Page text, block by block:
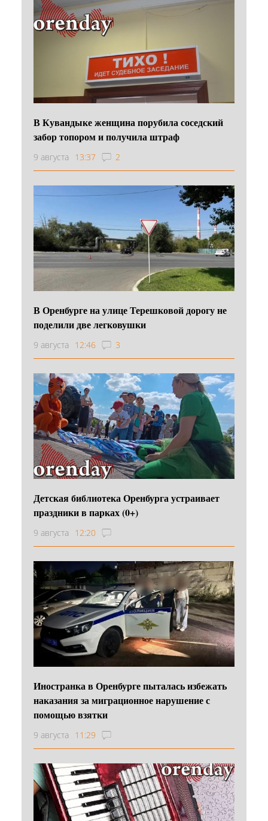
В Кувандыке женщина порубила соседский
забор топором и получила штраф
9 августа 13:37 2
В Оренбурге на улице Терешковой дорогу не
поделили две легковушки
9 августа 12:46 3
Детская библиотека Оренбурга устраивает
праздники в парках (0+)
9 августа 12:20
Иностранка в Оренбурге пыталась избежать
наказания за миграционное нарушение с
помощью взятки
9 августа 11:29